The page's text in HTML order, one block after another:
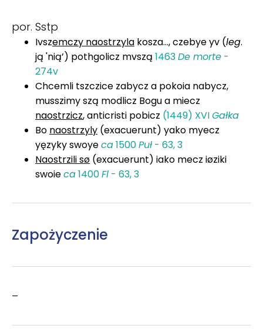
por. Sstp
Ivszemczy naostrzyla kosza..., czebye yv (leg.
ją 'nią’) pothgolicz mvszą 1463De morte -
274v
Chcemli tszczice zabycz a pokoia nabycz,
musszimy szą modlicz Bogu a miecz
naostrzicz, anticristi pobicz (1449) XVIGałka
Bo naostrzyly (exacuerunt) yako myecz
yęzyky swoyeca1500Puł- 63, 3
Naostrzili sø (exacuerunt) iako mecz iøziki
swoieca1400Fl - 63, 3
Zapożyczenie
–